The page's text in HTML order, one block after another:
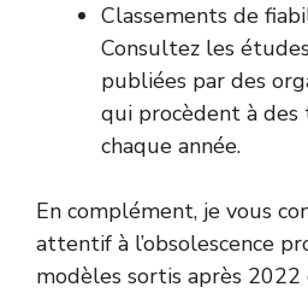
Classements de
Consultez les
publiées par des
qui procèdent à
chaque année.
En complément, je vous
attentif à l’obsolescence
modèles sortis après 2022